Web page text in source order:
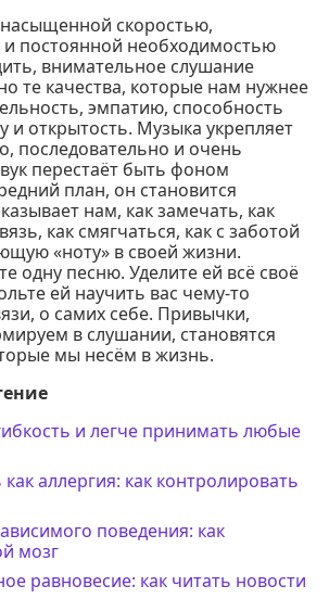
скоростью,
постоянной необходимостью
внимательное слушание
те качества, которые нам нужнее
эмпатию, способность
и открытость. Музыка укрепляет
последовательно и очень
перестаёт быть фоном
план, он становится
нам, как замечать, как
как смягчаться, как с заботой
«ноту» в своей жизни.
одну песню. Уделите ей всё своё
ей научить вас чему-то
о самих себе. Привычки,
в слушании, становятся
мы несём в жизнь.
и легче принимать любые
аллергия: как контролировать
поведения: как
мозг
равновесие: как читать новости